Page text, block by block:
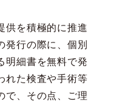
供を積極的に推進
発行の際に、個別
明細書を無料で発
れた検査や手術等
で、その点、ご理